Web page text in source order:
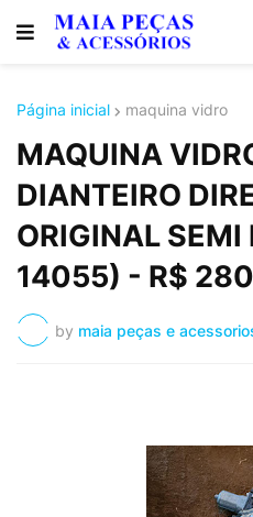
Página inicial maquina vidro
MAQUINA
DIANTEIRO
ORIGINAL SEMI
14055) - R$
by maia peças e